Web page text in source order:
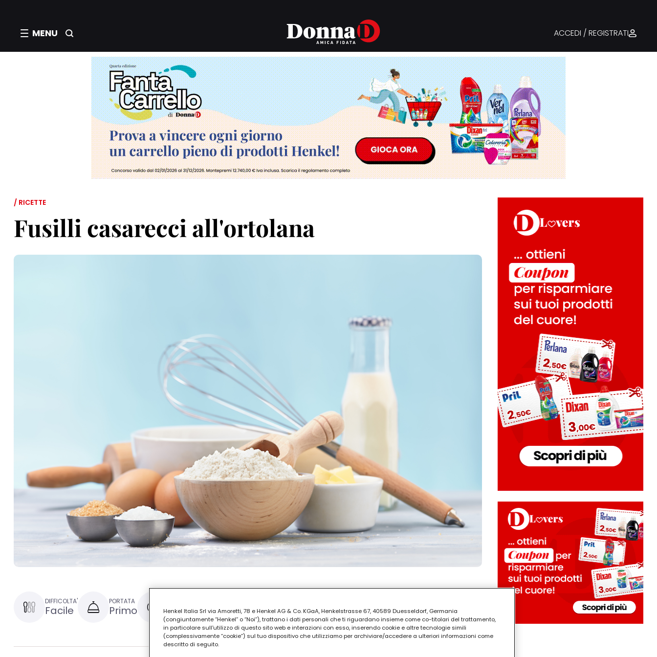
MENU ACCEDI / REGISTRATI
/ RICETTE
Fusilli casarecci all'ortolana
DIFFICOLTA'
Facile
PORTATA
Primo 30 minuti
Henkel Italia Srl via Amoretti, 78 e Henkel AG & Co. KGaA, Henkelstrasse 67, 40589 Duesseldorf, Germania
(congiuntamente “Henkel” o “Noi”), trattano i dati personali che ti riguardano insieme come co-titolari del trattamento,
in particolare sull'utilizzo di questo sito web e interazioni con esso, inserendo cookie e altre tecnologie simili
(complessivamente “cookie”) sul tuo dispositivo che utilizziamo per archiviare/accedere a ulteriori informazioni come
descritto di seguito.